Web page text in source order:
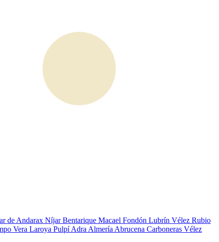
de Andarax NíjarBentarique Macael Fondón Lubrín Vélez Rubio
Vera Laroya PulpíAdra Almería Abrucena Carboneras Vélez